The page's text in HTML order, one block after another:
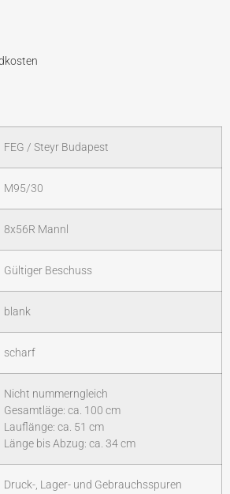
FEG / Steyr Budapest
M95/30
8x56R Mannl
Gültiger Beschuss
blank
scharf
Nicht nummerngleich
Gesamtläge: ca. 100 cm
Lauflänge: ca. 51 cm
Länge bis Abzug: ca. 34 cm
Druck-, Lager- und Gebrauchsspuren